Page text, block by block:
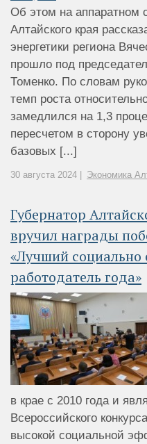
Об этом на аппаратном
Алтайского края
энергетики региона
прошло под
Томенко. По словам
темп роста
замедлился на 1,3
пересчетом в сторону
базовых [...]
30 августа 2024 | Экономика
Губернатор
вручил награды
«Лучший социально
работодатель года»
в крае с 2010 года и
Всероссийского
высокой социальной